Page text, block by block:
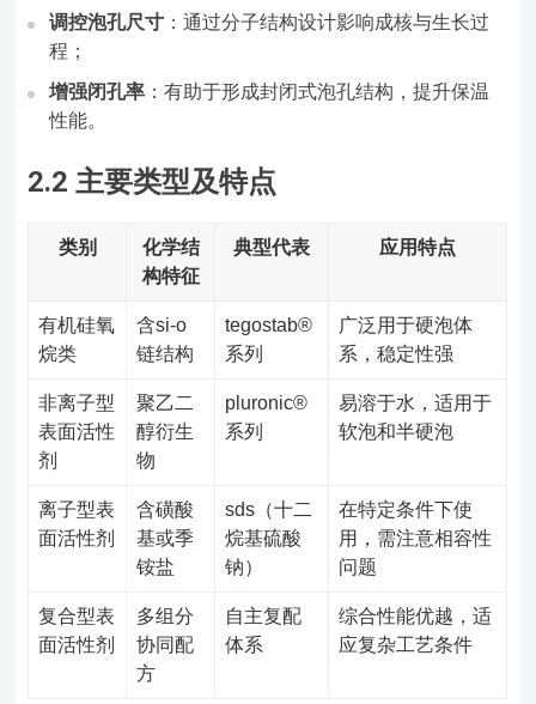
调控泡孔尺寸 ：通过分子结构设计影响成核与生长过
程；
增强闭孔率 ：有助于形成封闭式泡孔结构，提升保温
性能。
2.2 主要类型及特点
类别
化学结
构特征
典型代表 应用特点
有机硅氧
烷类
含si-o
链结构
tegostab®
系列
广泛用于硬泡体
系，稳定性强
非离子型
表面活性
剂
聚乙二
醇衍生
物
pluronic®
系列
易溶于水，适用于
软泡和半硬泡
离子型表
面活性剂
含磺酸
基或季
铵盐
sds（十二
烷基硫酸
钠）
在特定条件下使
用，需注意相容性
问题
复合型表
面活性剂
多组分
协同配
方
自主复配
体系
综合性能优越，适
应复杂工艺条件